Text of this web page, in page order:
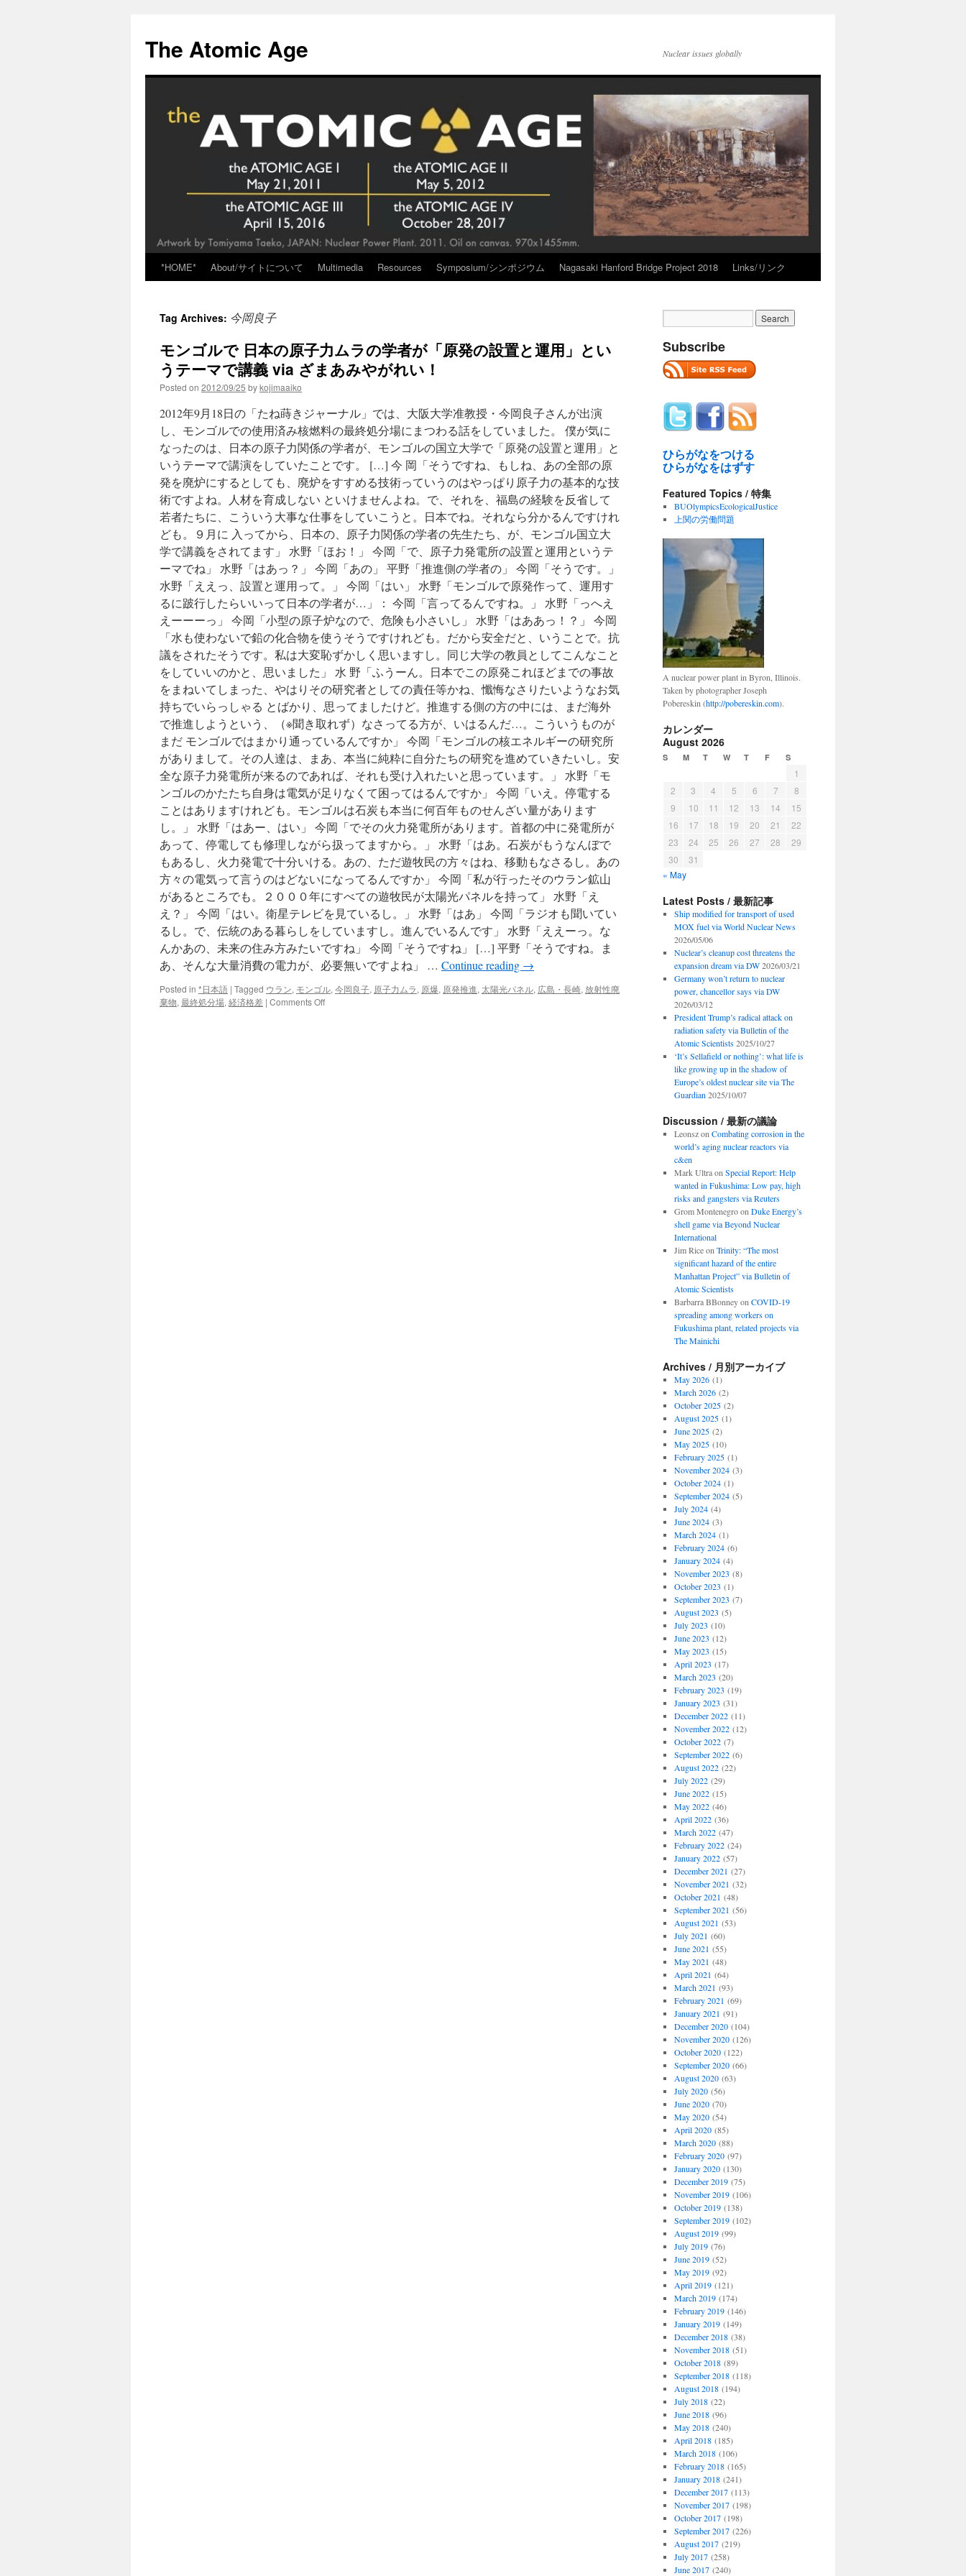
content
The Atomic Age Nuclear issues globally
*HOME* About/サイトについて Multimedia Resources Symposium/シンポジウム Nagasaki Hanford Bridge Project 2018 Links/リンク
Tag Archives: 今岡良子
モンゴルで 日本の原子力ムラの学者が「原発の設置と運用」とい
うテーマで講義 via ざまあみやがれい！
Posted on 2012/09/25 bykojimaaiko
2012年9月18日の「たね蒔きジャーナル」では、大阪大学准教授・今岡良子さんが出演
し、モンゴルでの使用済み核燃料の最終処分場にまつわる話をしていました。 僕が気に
なったのは、日本の原子力関係の学者が、モンゴルの国立大学で「原発の設置と運用」と
いうテーマで講演をしていたことです。 […] 今 岡「そうですね、もしね、あの全部の原
発を廃炉にするとしても、廃炉をすすめる技術っていうのはやっぱり原子力の基本的な技
術ですよね。人材を育成しない といけませんよね。で、それを、福島の経験を反省して
若者たちに、こういう大事な仕事をしていこうと。日本でね。それなら分かるんですけれ
ども。９月に 入ってから、日本の、原子力関係の学者の先生たち、が、モンゴル国立大
学で講義をされてます」 水野「ほお！」 今岡「で、原子力発電所の設置と運用というテ
ーマでね」 水野「はあっ？」 今岡「あの」 平野「推進側の学者の」 今岡「そうです。」
水野「ええっ、設置と運用って。」 今岡「はい」 水野「モンゴルで原発作って、運用す
るに跛行したらいいって日本の学者が…」： 今岡「言ってるんですね。」 水野「っへえ
えーーーっ」 今岡「小型の原子炉なので、危険も小さいし」 水野「はああっ！？」 今岡
「水も使わないで鉛の化合物を使うそうですけれども。だから安全だと、いうことで。抗
議をされたそうです。私は大変恥ずかしく思いますし。同じ大学の教員としてこんなこと
をしていいのかと、思いました」 水 野「ふうーん。日本でこの原発これほどまでの事故
をまねいてしまった、やはりその研究者としての責任等かね、懺悔なさりたいようなお気
持ちでいらっしゃる とばかり、思ってましたけど。推進する側の方の中には、まだ海外
で推進しようという、（※聞き取れず）なさってる方が、いはるんだ…。こういうものが
まだ モンゴルではまかり通っているんですか」 今岡「モンゴルの核エネルギーの研究所
がありまして。その人達は、まあ、本当に純粋に自分たちの研究を進めていきたいし。安
全な原子力発電所が来るのであれば、それも受け入れたいと思っています。」 水野「モ
ンゴルのかたたち自身は電気が足りなくて困ってはるんですか」 今岡「いえ。停電する
ことはありますけれども。モンゴルは石炭も本当に何百年ものせんざい量があります
し。」 水野「はあー、はい」 今岡「でその火力発電所があります。首都の中に発電所が
あって、停電しても修理しながら扱ってますから。」 水野「はあ。石炭がもうなんぼで
もあるし、火力発電で十分いける。あの、ただ遊牧民の方々はね、移動もなさるし。あの
方々の電気って言うのはどないになってるんですか」 今岡「私が行ったそのウラン鉱山
があるところでも。２０００年にすべての遊牧民が太陽光パネルを持って」 水野「え
え？」 今岡「はい。衛星テレビを見ているし。」 水野「はあ」 今岡「ラジオも聞いてい
るし。で、伝統のある暮らしをしていますし。進んでいるんです」 水野「ええーっ。な
んかあの、未来の住み方みたいですね」 今岡「そうですね」 […] 平野「そうですね。ま
あ、そんな大量消費の電力が、必要無いですよね」 … Continue reading →
Posted in *日本語 | Tagged ウラン, モンゴル, 今岡良子, 原子力ムラ, 原爆, 原発推進, 太陽光パネル, 広島・長崎, 放射性廃
棄物, 最終処分場, 経済格差 | Comments Offon
Subscribe
ひらがなをつける
ひらがなをはずす
Featured Topics / 特集
BUOlympicsEcologicalJustice
上関の労働問題
A nuclear power plant in Byron, Illinois.
Taken by photographer Joseph
Pobereskin (http://pobereskin.com).
カレンダー
August 2026
S M T W T F S
1
2
3 4 5 6 7
8
9
10 11 12 13 14
15
16
17 18 19 20 21
22
23
24 25 26 27 28
29
30
31
« May
Latest Posts / 最新記事
Ship modified for transport of used
MOX fuel via World Nuclear News
2026/05/06
Nuclear’s cleanup cost threatens the
expansion dream via DW 2026/03/21
Germany won’t return to nuclear
power, chancellor says via DW
2026/03/12
President Trump’s radical attack on
radiation safety via Bulletin of the
Atomic Scientists 2025/10/27
‘It’s Sellafield or nothing’: what life is
like growing up in the shadow of
Europe’s oldest nuclear site via The
Guardian 2025/10/07
Discussion / 最新の議論
Leonszon Combating corrosion in the
world’s aging nuclear reactors via
c&en
Mark Ultraon Special Report: Help
wanted in Fukushima: Low pay, high
risks and gangsters via Reuters
Grom Montenegroon Duke Energy’s
shell game via Beyond Nuclear
International
Jim Riceon Trinity: “The most
significant hazard of the entire
Manhattan Project” via Bulletin of
Atomic Scientists
Barbarra BBonneyon COVID-19
spreading among workers on
Fukushima plant, related projects via
The Mainichi
Archives / 月別アーカイブ
May 2026(1)
March 2026(2)
October 2025(2)
August 2025(1)
June 2025(2)
May 2025(10)
February 2025(1)
November 2024(3)
October 2024(1)
September 2024(5)
July 2024(4)
June 2024(3)
March 2024(1)
February 2024(6)
January 2024(4)
November 2023 (8)
October 2023 (1)
September 2023 (7)
August 2023 (5)
July 2023 (10)
June 2023 (12)
May 2023 (15)
April 2023 (17)
March 2023 (20)
February 2023 (19)
January 2023 (31)
December 2022(11)
November 2022(12)
October 2022(7)
September 2022(6)
August 2022(22)
July 2022(29)
June 2022(15)
May 2022(46)
April 2022(36)
March 2022(47)
February 2022(24)
January 2022(57)
December 2021 (27)
November 2021 (32)
October 2021 (48)
September 2021 (56)
August 2021 (53)
July 2021 (60)
June 2021 (55)
May 2021 (48)
April 2021 (64)
March 2021 (93)
February 2021 (69)
January 2021 (91)
December 2020(104)
November 2020(126)
October 2020(122)
September 2020(66)
August 2020(63)
July 2020(56)
June 2020(70)
May 2020(54)
April 2020(85)
March 2020(88)
February 2020(97)
January 2020(130)
December 2019(75)
November 2019(106)
October 2019(138)
September 2019(102)
August 2019(99)
July 2019(76)
June 2019(52)
May 2019(92)
April 2019(121)
March 2019(174)
February 2019(146)
January 2019(149)
December 2018(38)
November 2018(51)
October 2018(89)
September 2018(118)
August 2018(194)
July 2018(22)
June 2018(96)
May 2018(240)
April 2018(185)
March 2018(106)
February 2018(165)
January 2018(241)
December 2017(113)
November 2017(198)
October 2017(198)
September 2017(226)
August 2017(219)
July 2017(258)
June 2017(240)